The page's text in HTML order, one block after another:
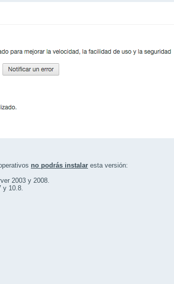
no podrás instalar esta versión:
2003 y 2008.
y 10.8.